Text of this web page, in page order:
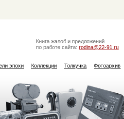
Книга жалоб и предложений
по работе сайта: rodina@22-91.ru
эпохи Коллекции Толкучка Фотоархив